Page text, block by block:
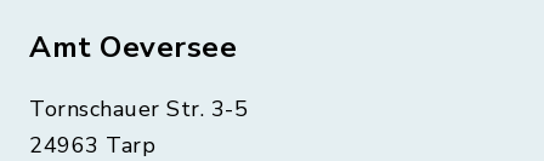
Amt Oeversee
Tornschauer Str. 3-5
24963 Tarp